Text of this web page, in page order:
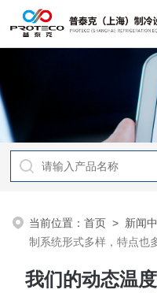
当前位置：首页 > 新闻
制系统形式多样，特点也
我们的动态温